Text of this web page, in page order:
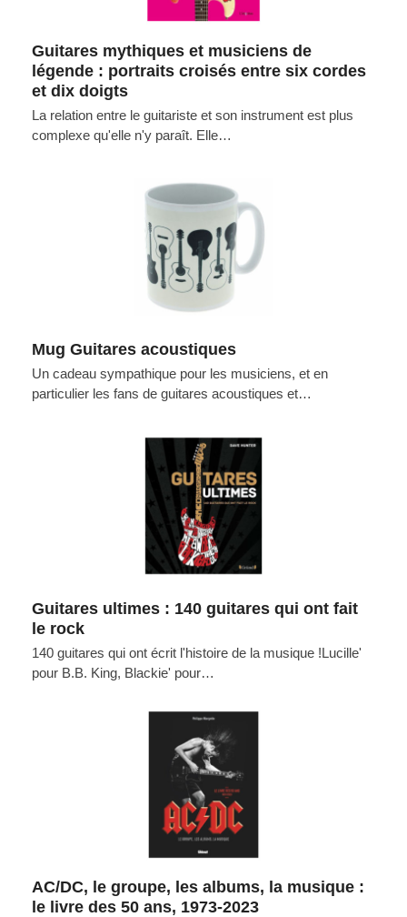
Guitares mythiques et musiciens de
légende : portraits croisés entre six cordes
et dix doigts
La relation entre le guitariste et son instrument est plus
complexe qu'elle n'y paraît. Elle…
Mug Guitares acoustiques
Un cadeau sympathique pour les musiciens, et en
particulier les fans de guitares acoustiques et…
Guitares ultimes : 140 guitares qui ont fait
le rock
140 guitares qui ont écrit l'histoire de la musique !Lucille'
pour B.B. King, Blackie' pour…
AC/DC, le groupe, les albums, la musique :
le livre des 50 ans, 1973-2023